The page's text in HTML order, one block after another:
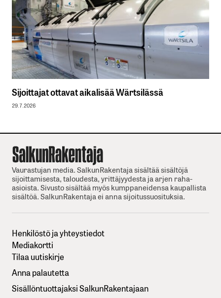
Sijoittajat ottavat aikalisää Wärtsilässä
29.7.2026
Vaurastujan media. SalkunRakentaja sisältää sisältöjä
sijoittamisesta, taloudesta, yrittäjyydesta ja arjen raha-
asioista. Sivusto sisältää myös kumppaneidensa kaupallista
sisältöä. SalkunRakentaja ei anna sijoitussuosituksia.
Henkilöstö ja yhteystiedot
Mediakortti
Tilaa uutiskirje
Anna palautetta
Sisällöntuottajaksi SalkunRakentajaan